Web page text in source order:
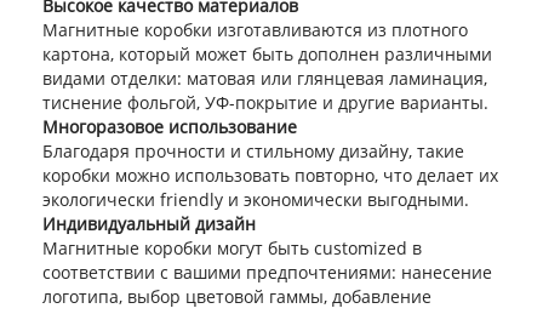
Высокое качество материалов
Магнитные коробки изготавливаются из плотного
картона, который может быть дополнен различными
видами отделки: матовая или глянцевая ламинация,
тиснение фольгой, УФ-покрытие и другие варианты.
Многоразовое использование
Благодаря прочности и стильному дизайну, такие
коробки можно использовать повторно, что делает их
экологически friendly и экономически выгодными.
Индивидуальный дизайн
Магнитные коробки могут быть customized в
соответствии с вашими предпочтениями: нанесение
логотипа, выбор цветовой гаммы, добавление